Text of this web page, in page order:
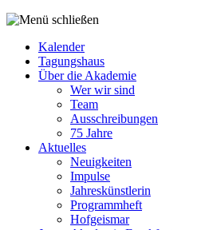
Kalender
Tagungshaus
Über die Akademie
Wer wir sind
Team
Ausschreibungen
75 Jahre
Aktuelles
Neuigkeiten
Impulse
Jahreskünstlerin
Programmheft
Hofgeismar